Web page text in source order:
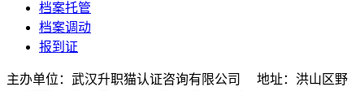
档案托管
档案调动
报到证
主办单位：武汉升职猫认证咨询有限公司 地址：洪山区野